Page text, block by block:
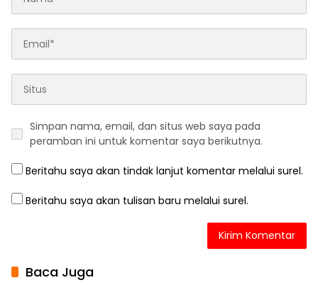
Simpan nama, email, dan situs web saya pada
peramban ini untuk komentar saya berikutnya.
Beritahu saya akan tindak lanjut komentar melalui surel.
Beritahu saya akan tulisan baru melalui surel.
Baca Juga